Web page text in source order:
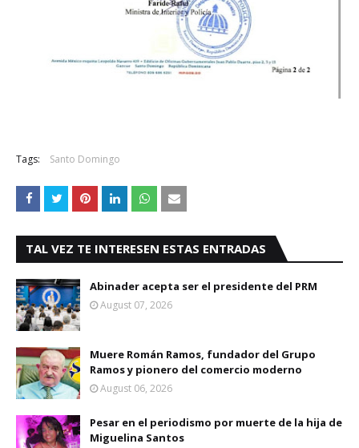
Tags: Santo Domingo
TAL VEZ TE INTERESEN ESTAS ENTRADAS
Abinader acepta ser el presidente del PRM
August 07, 2026
Muere Román Ramos, fundador del Grupo
Ramos y pionero del comercio moderno
August 06, 2026
Pesar en el periodismo por muerte de la hija de
Miguelina Santos